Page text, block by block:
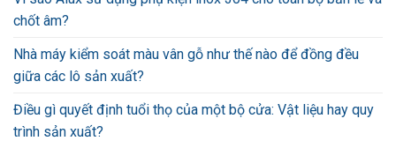
chốt âm?
Nhà máy kiểm soát màu vân gỗ như thế nào để đồng đều
giữa các lô sản xuất?
Điều gì quyết định tuổi thọ của một bộ cửa: Vật liệu hay quy
trình sản xuất?